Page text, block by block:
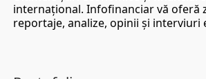
internaţional. Infofinanciar vă oferă
reportaje, analize, opinii şi interviuri